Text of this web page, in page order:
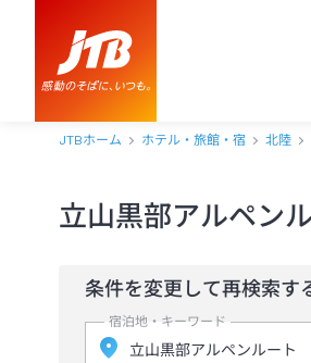
JTBホーム ホテル・旅館・宿 北陸
立山黒部アルペン
条件を変更して再検索す
宿泊地・キーワード